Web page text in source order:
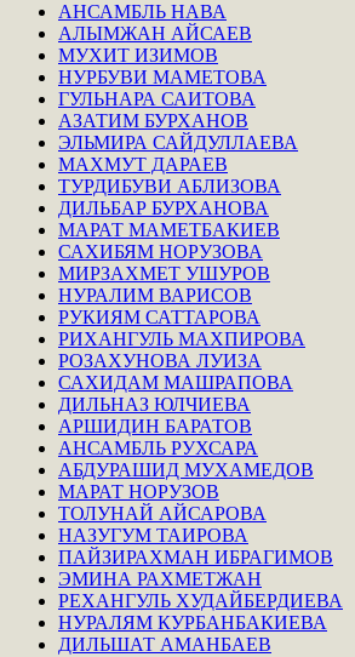
АНСАМБЛЬ НАВА
АЛЫМЖАН АЙСАЕВ
МУХИТ ИЗИМОВ
НУРБУВИ МАМЕТОВА
ГУЛЬНАРА САИТОВА
АЗАТИМ БУРХАНОВ
ЭЛЬМИРА САЙДУЛЛАЕВА
МАХМУТ ДАРАЕВ
ТУРДИБУВИ АБЛИЗОВА
ДИЛЬБАР БУРХАНОВА
МАРАТ МАМЕТБАКИЕВ
САХИБЯМ НОРУЗОВА
МИРЗАХМЕТ УШУРОВ
НУРАЛИМ ВАРИСОВ
РУКИЯМ САТТАРОВА
РИХАНГУЛЬ МАХПИРОВА
РОЗАХУНОВА ЛУИЗА
САХИДАМ МАШРАПОВА
ДИЛЬНАЗ ЮЛЧИЕВА
АРШИДИН БАРАТОВ
АНСАМБЛЬ РУХСАРА
АБДУРАШИД МУХАМЕДОВ
МАРАТ НОРУЗОВ
ТОЛУНАЙ АЙСАРОВА
НАЗУГУМ ТАИРОВА
ПАЙЗИРАХМАН ИБРАГИМОВ
ЭМИНА РАХМЕТЖАН
РЕХАНГУЛЬ ХУДАЙБЕРДИЕВА
НУРАЛЯМ КУРБАНБАКИЕВА
ДИЛЬШАТ АМАНБАЕВ